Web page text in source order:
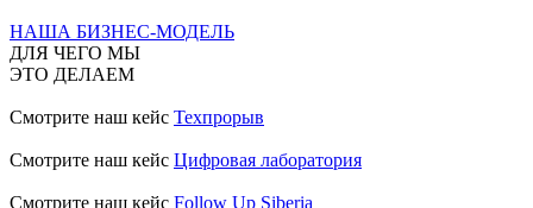
НАША БИЗНЕС-МОДЕЛЬ
ДЛЯ ЧЕГО МЫ
ЭТО ДЕЛАЕМ
Смотрите наш кейс Техпрорыв
Смотрите наш кейс Цифровая лаборатория
Смотрите наш кейс Follow Up Siberia